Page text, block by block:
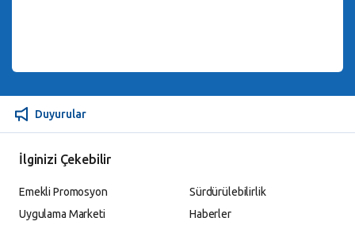
Duyurular
İlginizi Çekebilir
Emekli Promosyon
Uygulama Marketi
Sürdürülebilirlik
Haberler